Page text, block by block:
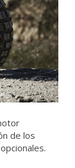
de los